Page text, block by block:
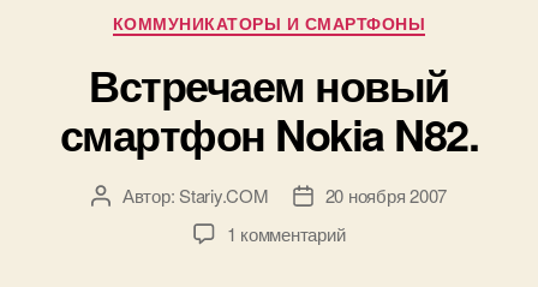
Рубрики
КОММУНИКАТОРЫ И СМАРТФОНЫ
Встречаем новый
смартфон Nokia N82.
АвторАвтор:Stariy.COM
Дата
записи
20 ноября 2007
1 комментарийк